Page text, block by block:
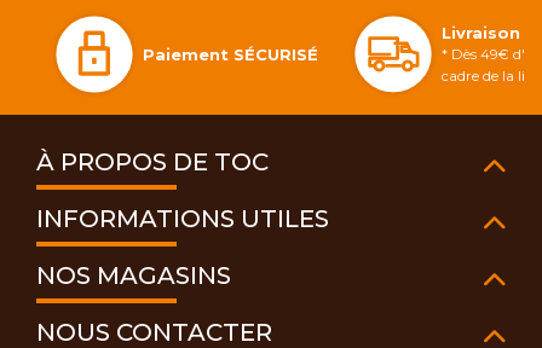
Paiement SÉCURISÉ
Livraison
* Dès 49€
cadre de la
À PROPOS DE TOC
INFORMATIONS UTILES
NOS MAGASINS
NOUS CONTACTER